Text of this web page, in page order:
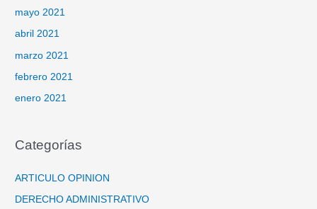
mayo 2021
abril 2021
marzo 2021
febrero 2021
enero 2021
Categorías
ARTICULO OPINION
DERECHO ADMINISTRATIVO